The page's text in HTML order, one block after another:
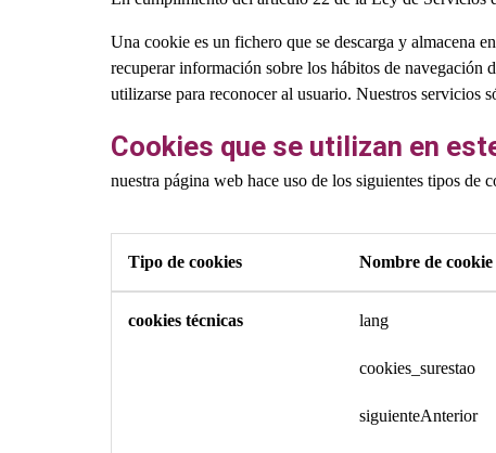
Una cookie es un fichero que se descarga y almacena
recuperar información sobre los hábitos de navegación
utilizarse para reconocer al usuario. Nuestros servicios
Cookies que se utilizan en
nuestra página web hace uso de los siguientes tipos de
Tipo de cookies Nombre de cookie
cookies técnicas lang
cookies_surestao
siguienteAnterior